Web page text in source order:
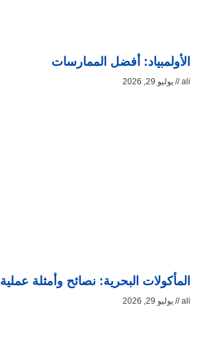
الأولمبياد: أفضل الممارسات
ali يوليو 29, 2026
المأكولات البحرية: نصائح وأمثلة عملية
ali يوليو 29, 2026